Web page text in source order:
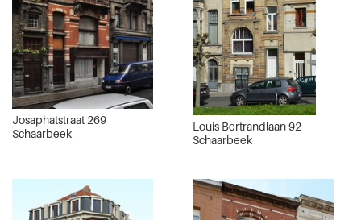
Josaphatstraat 269
Schaarbeek
Louis Bertrandlaan 92
Schaarbeek